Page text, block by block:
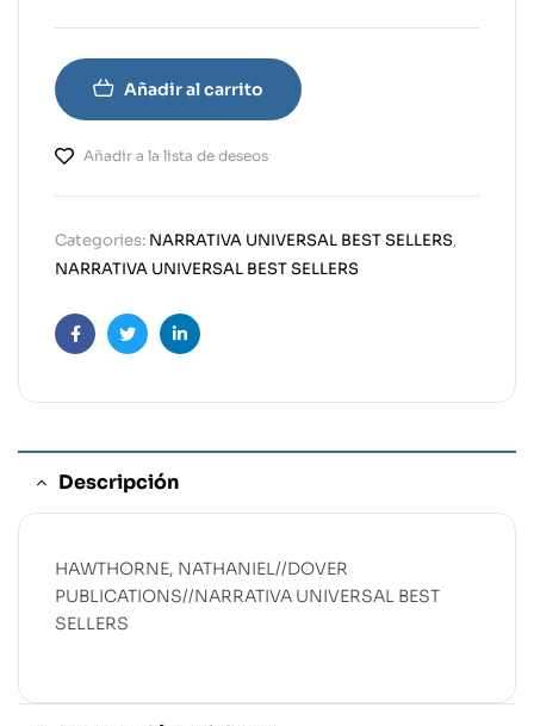
Añadir al carrito
Añadir a la lista de deseos
Categories: NARRATIVA UNIVERSAL BEST SELLERS,
NARRATIVA UNIVERSAL BEST SELLERS
FacebookTwitterLinkedin
Descripción
HAWTHORNE, NATHANIEL//DOVER
PUBLICATIONS//NARRATIVA UNIVERSAL BEST
SELLERS